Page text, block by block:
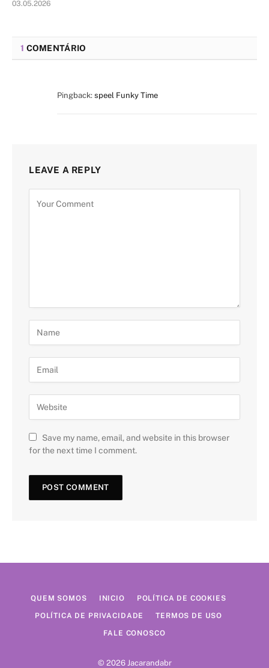
03.05.2026
1 COMENTÁRIO
Pingback: speel Funky Time
LEAVE A REPLY
Save my name, email, and website in this browser
for the next time I comment.
QUEM SOMOS INICIO POLÍTICA DE COOKIES
POLÍTICA DE PRIVACIDADE TERMOS DE USO
FALE CONOSCO
© 2026 Jacarandabr